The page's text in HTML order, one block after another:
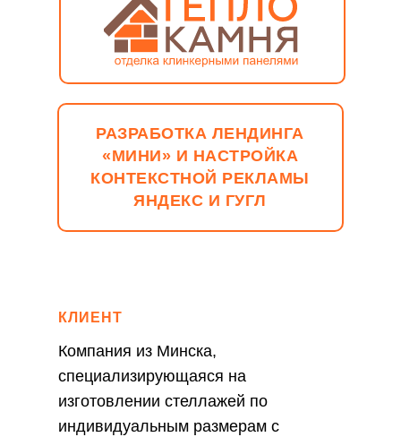
РАЗРАБОТКА ЛЕНДИНГА
«МИНИ» И НАСТРОЙКА
КОНТЕКСТНОЙ РЕКЛАМЫ
ЯНДЕКС И ГУГЛ
Компания из Минска,
специализирующаяся на
изготовлении стеллажей по
индивидуальным размерам с
КЛИЕНТ